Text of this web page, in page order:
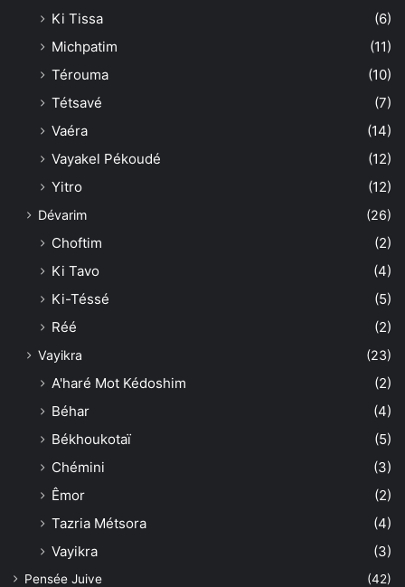
Ki Tissa
(6)
Michpatim
(11)
Térouma
(10)
Tétsavé
(7)
Vaéra
(14)
Vayakel Pékoudé
(12)
Yitro
(12)
Dévarim (26)
Choftim
(2)
Ki Tavo
(4)
Ki-Téssé
(5)
Réé
(2)
Vayikra (23)
A'haré Mot Kédoshim
(2)
Béhar
(4)
Békhoukotaï
(5)
Chémini
(3)
Êmor
(2)
Tazria Métsora
(4)
Vayikra
(3)
Pensée Juive (42)